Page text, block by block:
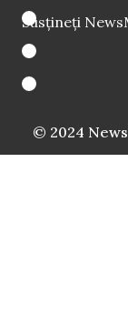
Susțineți
© 2024